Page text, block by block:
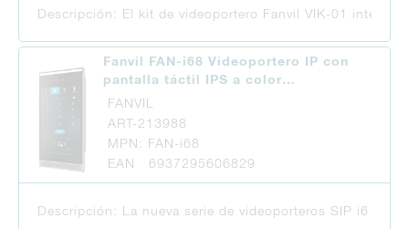
Descripción: El kit de videoportero Fanvil VIK-01
Fanvil FAN-i68 Videoportero IP con
pantalla táctil IPS a color…
FANVIL
ART-213988
MPN: FAN-i68
EAN 6937295606829
Descripción: La nueva serie de videoporteros SIP i6 es